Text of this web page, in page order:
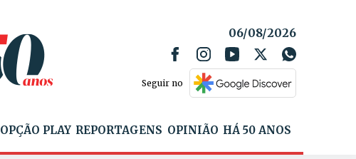
06/08/2026
Seguir no
OPÇÃO PLAY REPORTAGENS OPINIÃO HÁ 50 ANOS